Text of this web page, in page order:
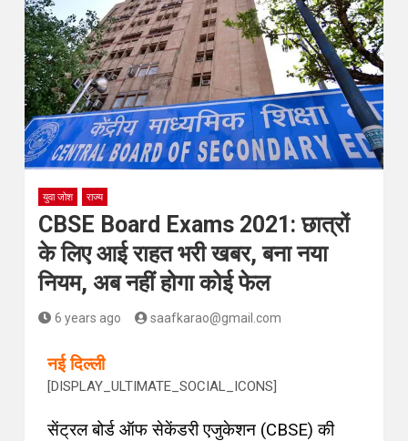
युवा जोश राज्य
CBSE Board Exams 2021: छात्रों
के लिए आई राहत भरी खबर, बना नया
नियम, अब नहीं होगा कोई फेल
6 years ago saafkarao@gmail.com
नई दिल्ली
[DISPLAY_ULTIMATE_SOCIAL_ICONS]
सेंट्रल बोर्ड ऑफ सेकेंडरी एजुकेशन (CBSE) की